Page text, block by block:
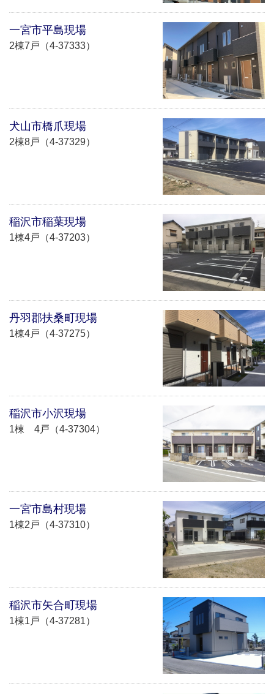
一宮市平島現場
2棟7戸（4-37333）
犬山市橋爪現場
2棟8戸（4-37329）
稲沢市稲葉現場
1棟4戸（4-37203）
丹羽郡扶桑町現場
1棟4戸（4-37275）
稲沢市小沢現場
1棟 4戸（4-37304）
一宮市島村現場
1棟2戸（4-37310）
稲沢市矢合町現場
1棟1戸（4-37281）